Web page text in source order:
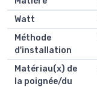
Watt
Méthode
d'installation
Matériau(x) de
la poignée/du